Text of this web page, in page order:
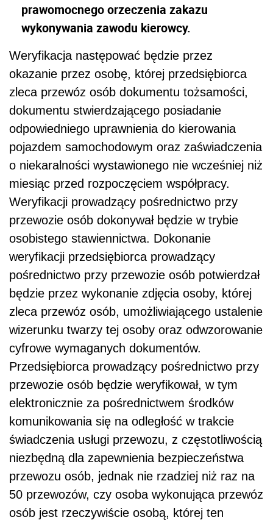
prawomocnego orzeczenia zakazu
wykonywania zawodu kierowcy.
Weryfikacja następować będzie przez
okazanie przez osobę, której przedsiębiorca
zleca przewóz osób dokumentu tożsamości,
dokumentu stwierdzającego posiadanie
odpowiedniego uprawnienia do kierowania
pojazdem samochodowym oraz zaświadczenia
o niekaralności wystawionego nie wcześniej niż
miesiąc przed rozpoczęciem współpracy.
Weryfikacji prowadzący pośrednictwo przy
przewozie osób dokonywał będzie w trybie
osobistego stawiennictwa. Dokonanie
weryfikacji przedsiębiorca prowadzący
pośrednictwo przy przewozie osób potwierdzał
będzie przez wykonanie zdjęcia osoby, której
zleca przewóz osób, umożliwiającego ustalenie
wizerunku twarzy tej osoby oraz odwzorowanie
cyfrowe wymaganych dokumentów.
Przedsiębiorca prowadzący pośrednictwo przy
przewozie osób będzie weryfikował, w tym
elektronicznie za pośrednictwem środków
komunikowania się na odległość w trakcie
świadczenia usługi przewozu, z częstotliwością
niezbędną dla zapewnienia bezpieczeństwa
przewozu osób, jednak nie rzadziej niż raz na
50 przewozów, czy osoba wykonująca przewóz
osób jest rzeczywiście osobą, której ten